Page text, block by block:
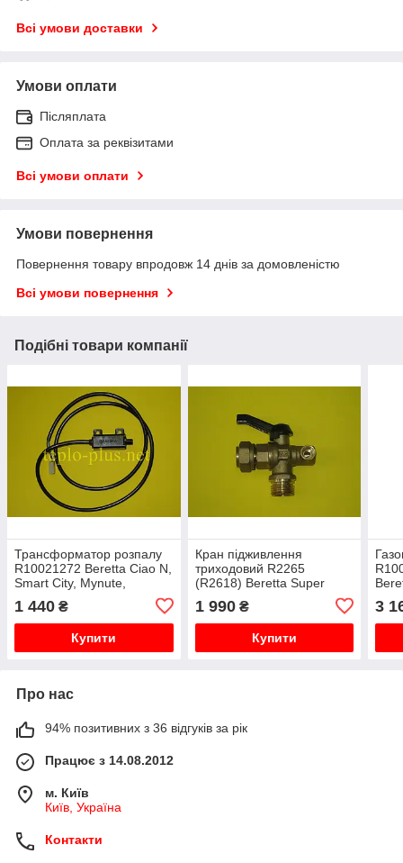
Всі умови доставки
Умови оплати
Післяплата
Оплата за реквізитами
Всі умови оплати
Умови повернення
Повернення товару впродовж 14 днів за домовленістю
Всі умови повернення
Подібні товари компанії
Трансформатор розпалу
R10021272 Beretta Ciao N,
Smart City, Mynute,
1 440 ₴
Купити
Кран підживлення
триходовий R2265
(R2618) Beretta Super
1 990₴
Купити
3
Про нас
94% позитивних з 36 відгуків за рік
Працює з 14.08.2012
м. Київ
Київ, Україна
Контакти